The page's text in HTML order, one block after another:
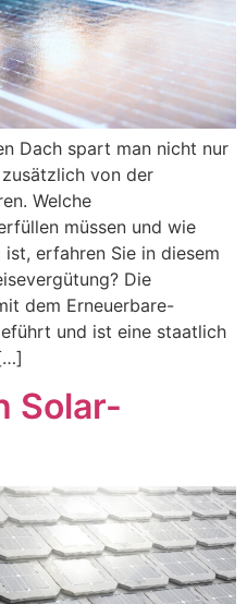
Dach spart man nicht nur
von der
Welche
müssen und wie
erfahren Sie in diesem
Die
dem Erneuerbare-
und ist eine staatlich
Solar-